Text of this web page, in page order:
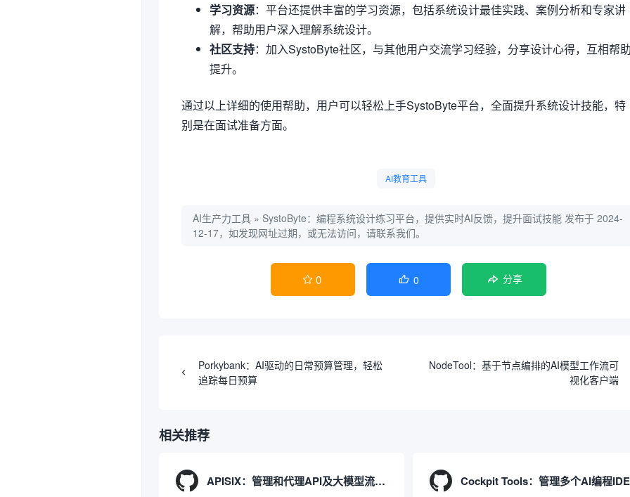
学习资源：平台还提供丰富的学习资源，包括系统设计最佳实践、案例分析和专家讲
解，帮助用户深入理解系统设计。
社区支持：加入SystoByte社区，与其他用户交流学习经验，分享设计心得，互相帮
提升。
通过以上详细的使用帮助，用户可以轻松上手SystoByte平台，全面提升系统设计技能，特
别是在面试准备方面。
AI教育工具
AI生产力工具 » SystoByte：编程系统设计练习平台，提供实时AI反馈，提升面试技能 发布于 2024-
12-17，如发现网址过期，或无法访问，请联系我们。
 0  0 分享
Porkybank：AI驱动的日常预算管理，轻松
追踪每日预算
NodeTool：基于节点编排的AI模型工作流可
视化客户端
相关推荐
APISIX：管理和代理API及大模型流量的高性能网关